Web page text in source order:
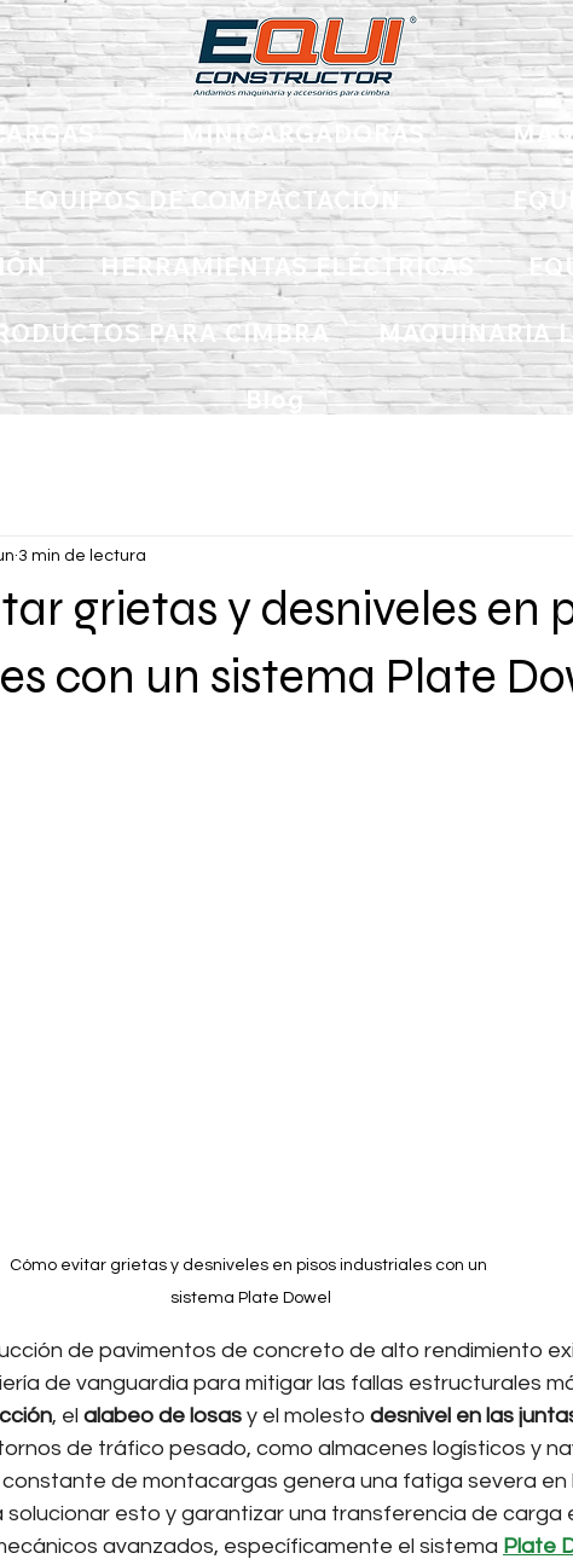
MINICARGADORAS
EQUIPOS DE COMPACTACIÓN
HERRAMIENTAS ELÉCTRICAS
PARA CIMBRA MAQUINARIA
Blog
grietas y desniveles en
con un sistema Plate
3 min de lectura
Cómo evitar grietas y desniveles en pisos industriales con un
sistema Plate Dowel
de pavimentos de concreto de alto rendimiento
de vanguardia para mitigar las fallas estructurales
, el alabeo de losas y el molesto desnivel en las
de tráfico pesado, como almacenes logísticos y
constante de montacargas genera una fatiga severa en
solucionar esto y garantizar una transferencia de carga
avanzados, específicamente el sistema Plate